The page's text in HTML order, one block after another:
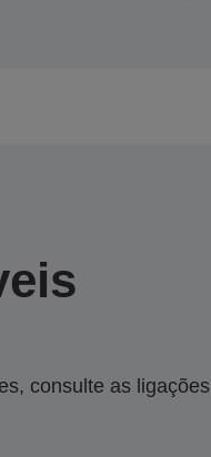
consulte as ligações